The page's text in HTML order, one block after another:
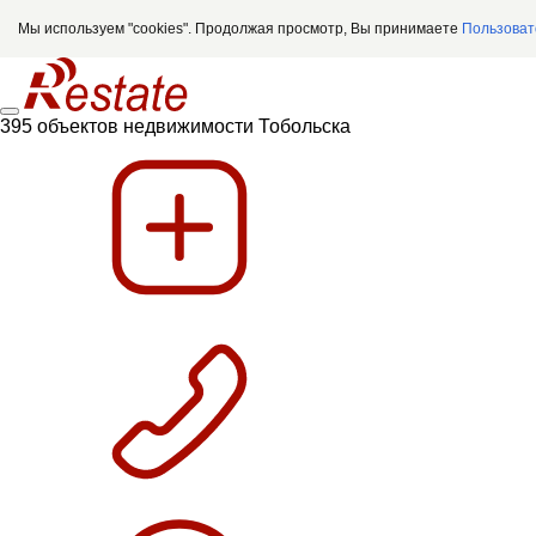
Мы используем "cookies". Продолжая просмотр, Вы принимаете
395 объектов недвижимости Тобольска